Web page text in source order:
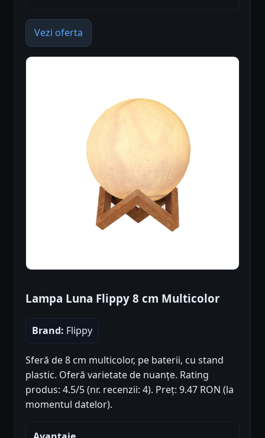
Vezi oferta
Lampa Luna Flippy 8 cm Multicolor
Brand: Flippy
Sferă de 8 cm multicolor, pe baterii, cu stand
plastic. Oferă varietate de nuanțe. Rating
produs: 4.5/5 (nr. recenzii: 4). Preț: 9.47 RON (la
momentul datelor).